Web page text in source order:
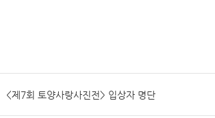
<제7회 토양사랑사진전> 입상자 명단